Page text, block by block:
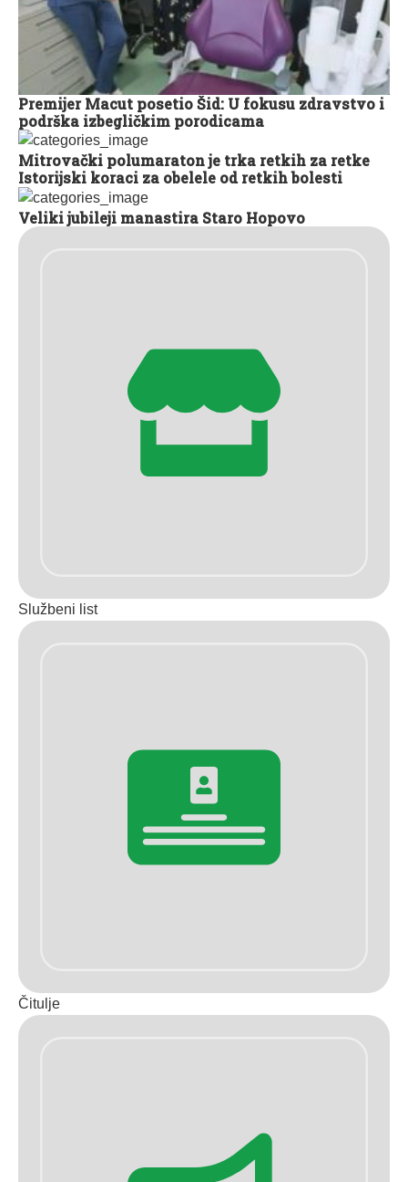
Službeni list
Čitulje
Premijer Macut posetio Šid: U fokusu zdravstvo i
podrška izbegličkim porodicama
Mitrovački polumaraton je trka retkih za retke
Istorijski koraci za obelele od retkih bolesti
Veliki jubileji manastira Staro Hopovo